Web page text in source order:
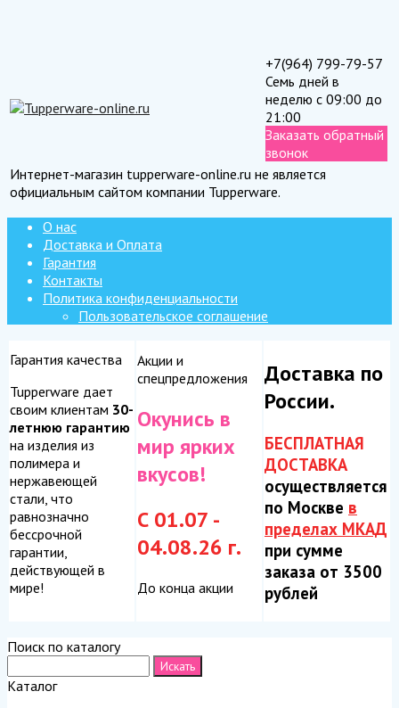
+7(964) 799-79-57
Семь дней в
неделю с 09:00 до
21:00
Заказать обратный
звонок
Интернет-магазин tupperware-online.ru не является
официальным сайтом компании Tupperware.
О нас
Доставка и Оплата
Гарантия
Контакты
Политика конфиденциальности
Пользовательское соглашение
Гарантия качества
Tupperware дает
своим клиентам 30-
летнюю гарантию
на изделия из
полимера и
нержавеющей
стали, что
равнозначно
бессрочной
гарантии,
действующей в
мире!
Акции и
спецпредложения
Окунись в
мир ярких
вкусов!
С 01.07 -
04.08.26 г.
До конца акции
Доставка по
России.
БЕСПЛАТНАЯ
ДОСТАВКА
осуществляется
по Москве в
пределах МКАД
при сумме
заказа от 3500
рублей
Поиск по каталогу
Каталог